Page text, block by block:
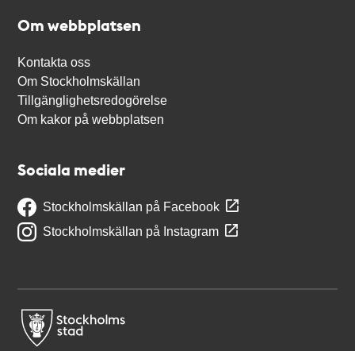
Om webbplatsen
Kontakta oss
Om Stockholmskällan
Tillgänglighetsredogörelse
Om kakor på webbplatsen
Sociala medier
Stockholmskällan på Facebook
Stockholmskällan på Instagram